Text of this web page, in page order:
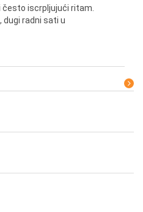
iscrpljujući ritam.
dugi radni sati u